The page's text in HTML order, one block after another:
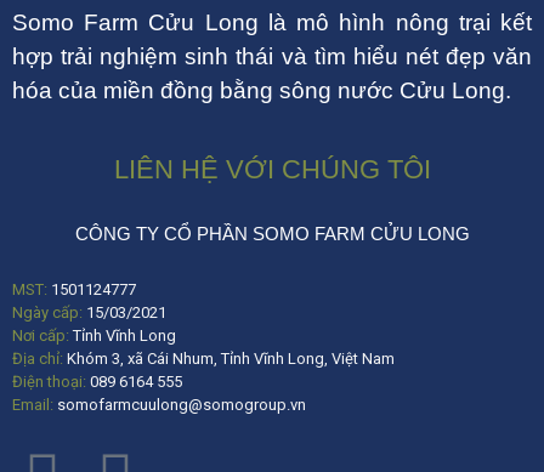
Somo Farm Cửu Long là mô hình nông trại kết
hợp trải nghiệm sinh thái và tìm hiểu nét đẹp văn
hóa của miền đồng bằng sông nước Cửu Long.
LIÊN HỆ VỚI CHÚNG TÔI
CÔNG TY CỔ PHẦN SOMO FARM CỬU LONG
MST: 1501124777
Ngày cấp: 15/03/2021
Nơi cấp:Tỉnh Vĩnh Long
Địa chỉ: Khóm 3, xã Cái Nhum, Tỉnh Vĩnh Long, Việt Nam
Điện thoại: 089 6164 555
Email: somofarmcuulong@somogroup.vn